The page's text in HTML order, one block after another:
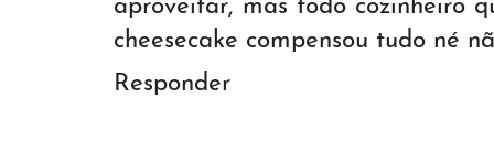
aproveitar, mas todo cozinheiro
cheesecake compensou tudo né
Responder